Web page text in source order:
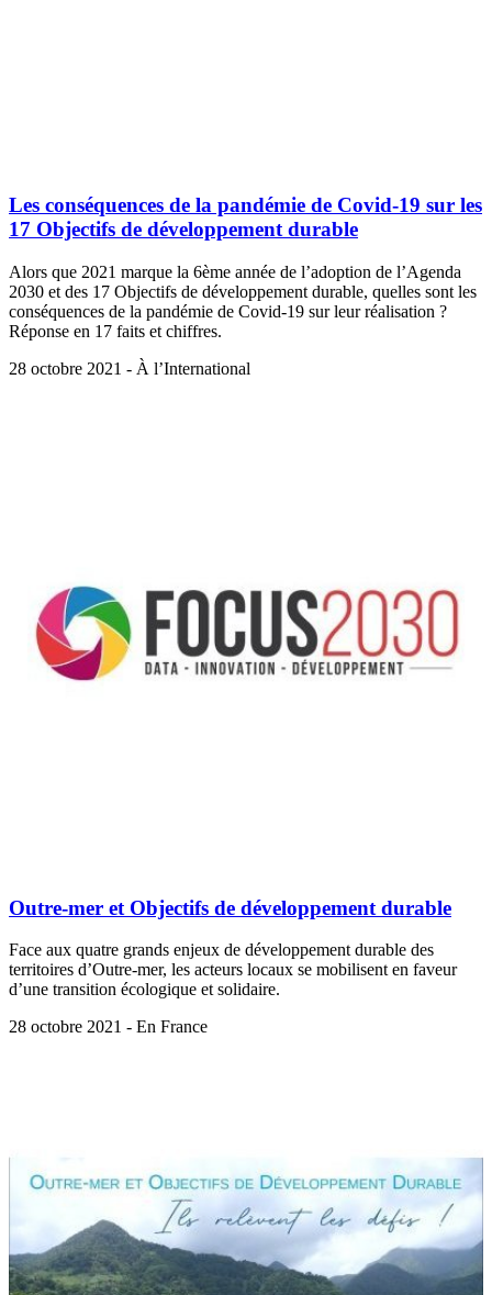
Les conséquences de la pandémie de Covid-19 sur les
17 Objectifs de développement durable
Alors que 2021 marque la 6ème année de l’adoption de l’Agenda
2030 et des 17 Objectifs de développement durable, quelles sont les
conséquences de la pandémie de Covid-19 sur leur réalisation ?
Réponse en 17 faits et chiffres.
28 octobre 2021 - À l’International
Outre-mer et Objectifs de développement durable
Face aux quatre grands enjeux de développement durable des
territoires d’Outre-mer, les acteurs locaux se mobilisent en faveur
d’une transition écologique et solidaire.
28 octobre 2021 - En France